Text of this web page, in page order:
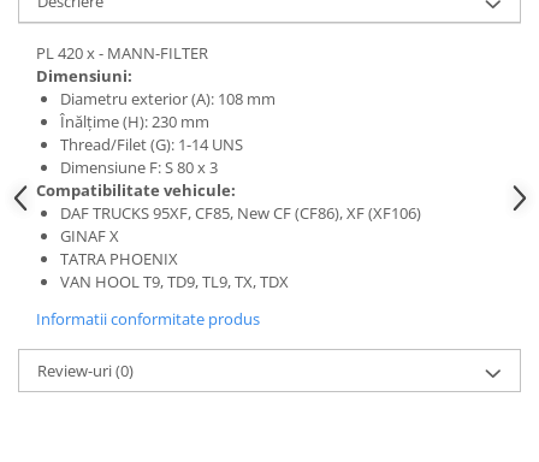
PL 420 x - MANN-FILTER
Dimensiuni:
Diametru exterior (A): 108 mm
Înălțime (H): 230 mm
Thread/Filet (G): 1-14 UNS
Dimensiune F: S 80 x 3
Compatibilitate vehicule:
DAF TRUCKS 95XF, CF85, New CF (CF86), XF (XF106)
GINAF X
TATRA PHOENIX
VAN HOOL T9, TD9, TL9, TX, TDX
Informatii conformitate produs
Review-uri(0)